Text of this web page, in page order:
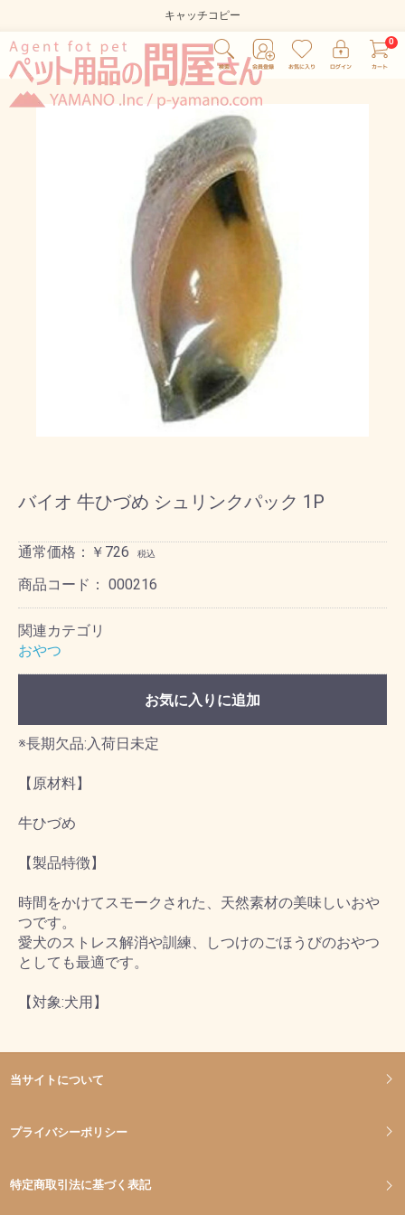
キャッチコピー
バイオ 牛ひづめ シュリンクパック 1P
通常価格：￥726 税込
商品コード： 000216
関連カテゴリ
おやつ
お気に入りに追加
※長期欠品:入荷日未定
【原材料】
牛ひづめ
【製品特徴】
時間をかけてスモークされた、天然素材の美味しいおや
つです。
愛犬のストレス解消や訓練、しつけのごほうびのおやつ
としても最適です。
【対象:犬用】
当サイトについて
プライバシーポリシー
特定商取引法に基づく表記